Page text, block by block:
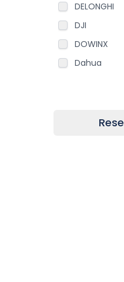
DELONGHI
DJI
DOWINX
Dahua